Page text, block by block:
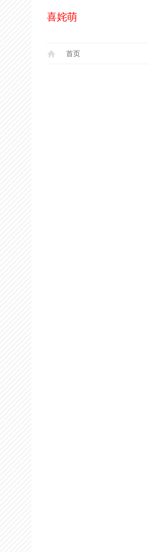
喜姹萌
首页